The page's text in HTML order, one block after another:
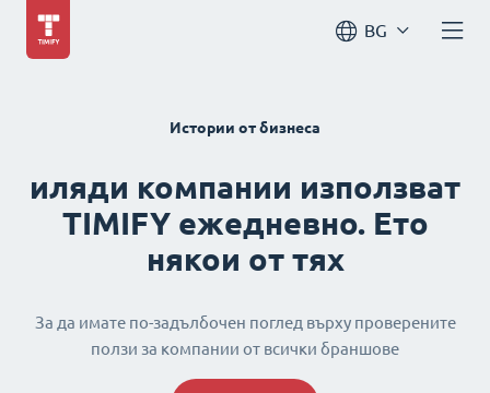
BG
Истории от бизнеса
иляди компании използват
TIMIFY ежедневно. Ето
някои от тях
За да имате по-задълбочен поглед върху проверените
ползи за компании от всички браншове